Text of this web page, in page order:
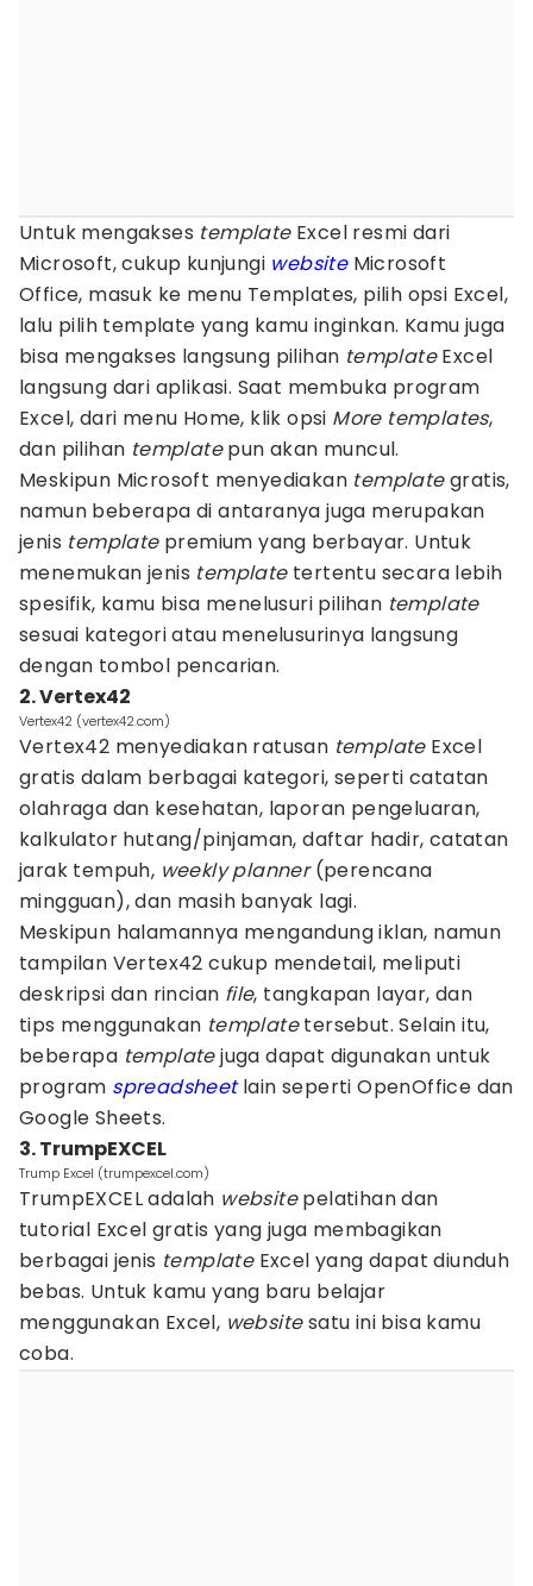
Untuk mengakses templateExcel resmi dari
Microsoft, cukup kunjungi websiteMicrosoft
Office, masuk ke menu Templates, pilih opsi Excel,
lalu pilih template yang kamu inginkan. Kamu juga
bisa mengakses langsung pilihan templateExcel
langsung dari aplikasi. Saat membuka program
Excel, dari menu Home, klik opsi More templates,
dan pilihan templatepun akan muncul.
Meskipun Microsoft menyediakan templategratis,
namun beberapa di antaranya juga merupakan
jenis templatepremium yang berbayar. Untuk
menemukan jenis templatetertentu secara lebih
spesifik, kamu bisa menelusuri pilihan template
sesuai kategori atau menelusurinya langsung
dengan tombol pencarian.
2. Vertex42
Vertex42 (vertex42.com)
Vertex42 menyediakan ratusan templateExcel
gratis dalam berbagai kategori, seperti catatan
olahraga dan kesehatan, laporan pengeluaran,
kalkulator hutang/pinjaman, daftar hadir, catatan
jarak tempuh, weekly planner(perencana
mingguan), dan masih banyak lagi.
Meskipun halamannya mengandung iklan, namun
tampilan Vertex42 cukup mendetail, meliputi
deskripsi dan rincian file, tangkapan layar, dan
tips menggunakan templatetersebut. Selain itu,
beberapa templatejuga dapat digunakan untuk
program spreadsheetlain seperti OpenOffice dan
Google Sheets.
3. TrumpEXCEL
Trump Excel (trumpexcel.com)
TrumpEXCEL adalah websitepelatihan dan
tutorial Excel gratis yang juga membagikan
berbagai jenis templateExcel yang dapat diunduh
bebas. Untuk kamu yang baru belajar
menggunakan Excel, websitesatu ini bisa kamu
coba.